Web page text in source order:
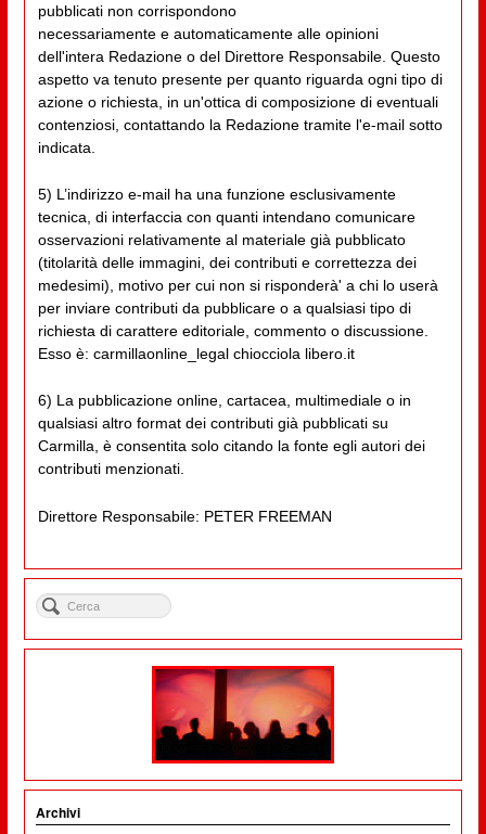
pubblicati non corrispondono
necessariamente e automaticamente alle opinioni
dell'intera Redazione o del Direttore Responsabile. Questo
aspetto va tenuto presente per quanto riguarda ogni tipo di
azione o richiesta, in un'ottica di composizione di eventuali
contenziosi, contattando la Redazione tramite l'e-mail sotto
indicata.
5) L’indirizzo e-mail ha una funzione esclusivamente
tecnica, di interfaccia con quanti intendano comunicare
osservazioni relativamente al materiale già pubblicato
(titolarità delle immagini, dei contributi e correttezza dei
medesimi), motivo per cui non si risponderà' a chi lo userà
per inviare contributi da pubblicare o a qualsiasi tipo di
richiesta di carattere editoriale, commento o discussione.
Esso è: carmillaonline_legal chiocciola libero.it
6) La pubblicazione online, cartacea, multimediale o in
qualsiasi altro format dei contributi già pubblicati su
Carmilla, è consentita solo citando la fonte egli autori dei
contributi menzionati.
Direttore Responsabile: PETER FREEMAN
Archivi